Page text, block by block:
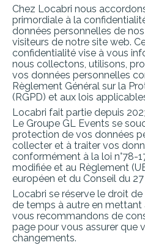
Chez Locabri nous
primordiale à la
données personnelles de
visiteurs de notre site web.
confidentialité vise à vous
nous collectons, utilisons,
vos données personnelles
Règlement Général sur la
(RGPD) et aux lois
Locabri fait partie depuis
Le Groupe GL Events se
protection de vos données
collecter et à traiter vos
conformément à la loi n°78-
modifiée et au Règlement
européen et du Conseil du 27
Locabri se réserve le droit
de temps à autre en mettant
vous recommandons de
page pour vous assurer que
changements.